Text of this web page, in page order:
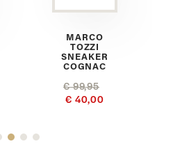
MARCO
TOZZI
SNEAKER
COGNAC
€ 99,95
€ 40,00